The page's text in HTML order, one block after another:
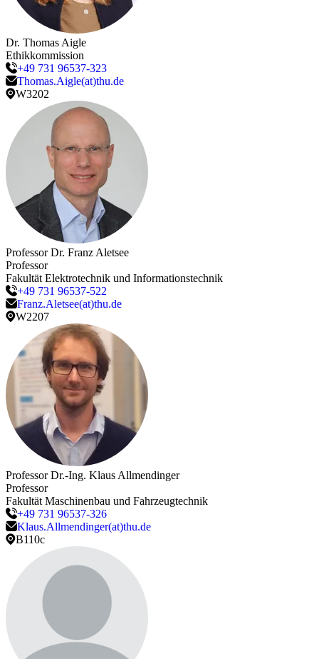
Dr. ThomasAigle
Ethikkommission
+49 731 96537-323
Thomas.Aigle(at)thu.de
W3202
Professor Dr. FranzAletsee
Professor
Fakultät Elektrotechnik und Informationstechnik
+49 731 96537-522
Franz.Aletsee(at)thu.de
W2207
Professor Dr.-Ing. KlausAllmendinger
Professor
Fakultät Maschinenbau und Fahrzeugtechnik
+49 731 96537-326
Klaus.Allmendinger(at)thu.de
B110c